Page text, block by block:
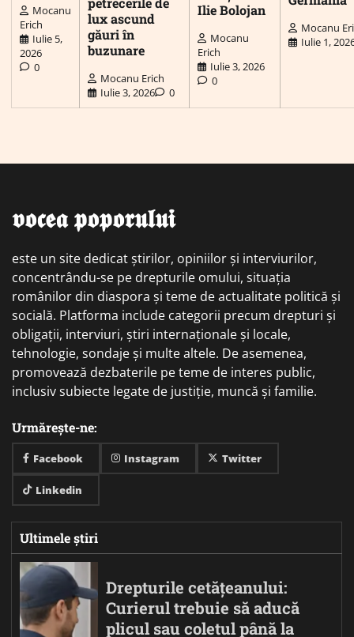
Mocanu
Erich
Iulie 5,
2026
0
lux ascund
găuri în
buzunare
Mocanu Erich
Iulie 3, 2026
0
Ilie Bolojan
Mocanu
Erich
Iulie 3, 2026
0
Mocanu
Iulie 1,
𝖛𝖔𝖈𝖊𝖆 𝖕𝖔𝖕𝖔𝖗𝖚𝖑𝖚𝖎
este un site dedicat știrilor, opiniilor și interviurilor,
concentrându-se pe drepturile omului, situația
românilor din diaspora și teme de actualitate politică și
socială. Platforma include categorii precum drepturi și
obligații, interviuri, știri internaționale și locale,
tehnologie, sondaje și multe altele. De asemenea,
promovează dezbaterile pe teme de interes public,
inclusiv subiecte legate de justiție, muncă și familie.
Urmărește-ne:
Facebook Instagram Twitter
Linkedin
Ultimele știri
Drepturile cetățeanului:
Curierul trebuie să aducă
plicul sau coletul până la